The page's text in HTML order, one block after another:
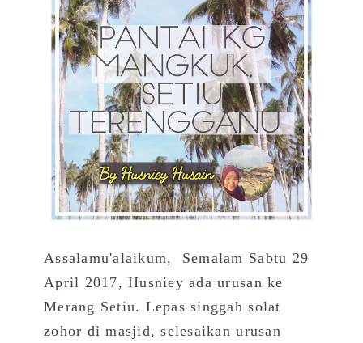
Assalamu'alaikum, Semalam Sabtu 29
April 2017, Husniey ada urusan ke
Merang Setiu. Lepas singgah solat
zohor di masjid, selesaikan urusan